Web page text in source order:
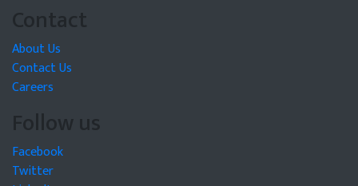
Contact
About Us
Contact Us
Careers
Follow us
Facebook
Twitter